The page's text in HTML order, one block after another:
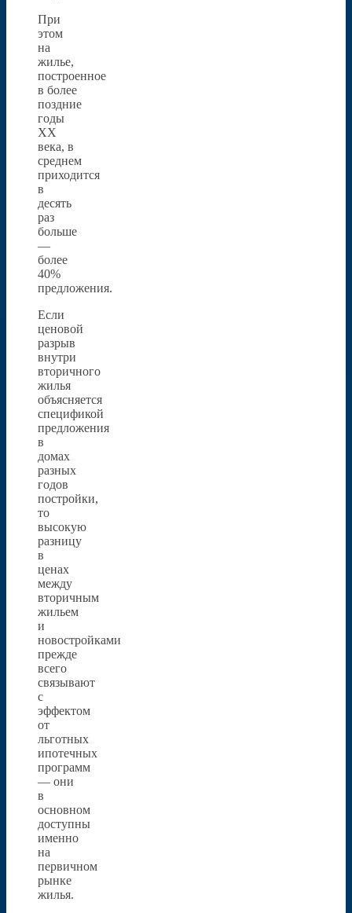
При
этом
на
жилье,
построенное
в более
поздние
годы
XX
века, в
среднем
приходится
в
десять
раз
больше
—
более
40%
предложения.
Если
ценовой
разрыв
внутри
вторичного
жилья
объясняется
спецификой
предложения
в
домах
разных
годов
постройки,
то
высокую
разницу
в
ценах
между
вторичным
жильем
и
новостройками
прежде
всего
связывают
с
эффектом
от
льготных
ипотечных
программ
— они
в
основном
доступны
именно
на
первичном
рынке
жилья.